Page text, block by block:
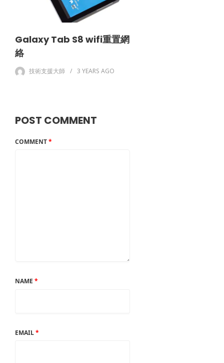
Galaxy Tab S8 wifi重置網
絡
技術支援大師 3 YEARS AGO
POST COMMENT
COMMENT*
NAME *
EMAIL*